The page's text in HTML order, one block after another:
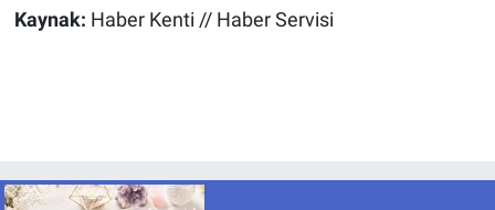
Kaynak: Haber Kenti // Haber Servisi